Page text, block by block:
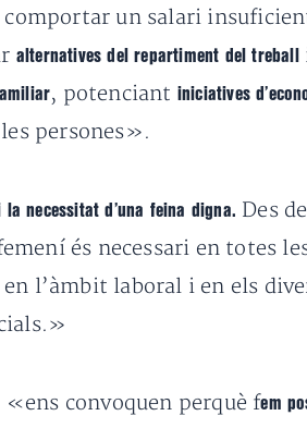
comportar un salari
alternatives del repartiment del treball
, potenciant iniciatives
persones».
necessitat d’una feina digna. Des
és necessari en totes
l’àmbit laboral i en els
«ens convoquen perquè fem